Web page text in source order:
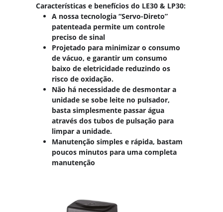
Características e benefícios do LE30 & LP30:
A nossa tecnologia “Servo-Direto”
patenteada permite um controle
preciso de sinal
Projetado para minimizar o consumo
de vácuo, e garantir um consumo
baixo de eletricidade reduzindo os
risco de oxidação.
Não há necessidade de desmontar a
unidade se sobe leite no pulsador,
basta simplesmente passar água
através dos tubos de pulsação para
limpar a unidade.
Manutenção simples e rápida, bastam
poucos minutos para uma completa
manutenção